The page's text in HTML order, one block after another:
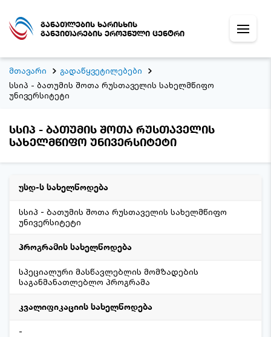
განათლების ხარისხის
განვითარების ეროვნული ცენტრი
მთავარი
გადაწყვეტილებები
სსიპ - ბათუმის შოთა რუსთაველის სახელმწიფო
უნივერსიტეტი
სსიპ - ბათუმის შოთა რუსთაველის
სახელმწიფო უნივერსიტეტი
უსდ-ს სახელწოდება
სსიპ - ბათუმის შოთა რუსთაველის სახელმწიფო
უნივერსიტეტი
პროგრამის სახელწოდება
სპეციალური მასწავლებლის მომზადების
საგანმანათლებლო პროგრამა
კვალიფიკაციის სახელწოდება
-